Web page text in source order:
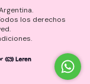
los derechos